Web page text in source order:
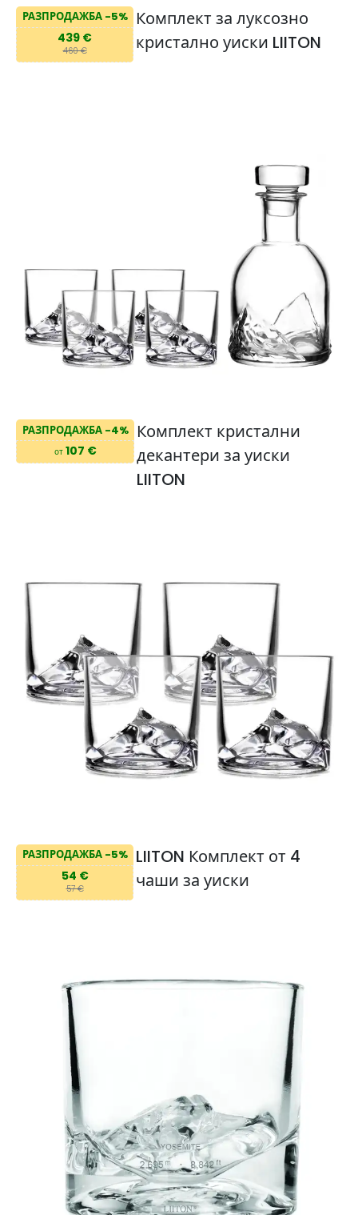
РАЗПРОДАЖБА -5%
439 €
460 €
Комплект за луксозно
кристално уиски LIITON
РАЗПРОДАЖБА -4%
от107 €
Комплект кристални
декантери за уиски
LIITON
РАЗПРОДАЖБА -5%
54 €
57 €
LIITON Комплект от 4
чаши за уиски